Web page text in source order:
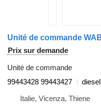
Prix sur demande
Unité de commande
99443428 99443427
diesel
Italie, Vicenza, Thiene